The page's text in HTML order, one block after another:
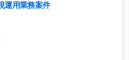
運用業務案件